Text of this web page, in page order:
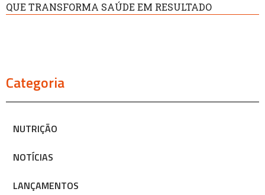
QUE TRANSFORMA SAÚDE EM RESULTADO
Categoria
NUTRIÇÃO
NOTÍCIAS
LANÇAMENTOS